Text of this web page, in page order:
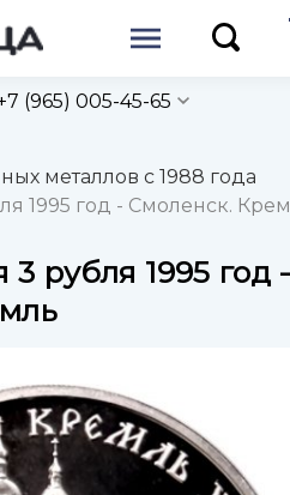
(965) 005-45-65
металлов с 1988 года
1995 год - Смоленск.
рубля 1995 год -